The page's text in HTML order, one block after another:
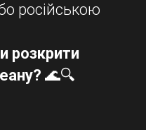
російською
розкрити
🌊🔍